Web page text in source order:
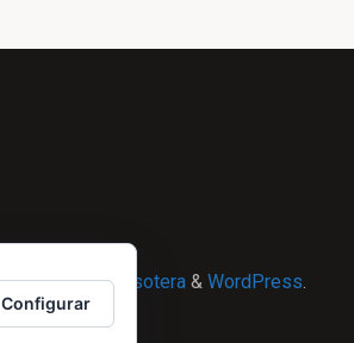
Powered by Esotera & WordPress.
Configurar